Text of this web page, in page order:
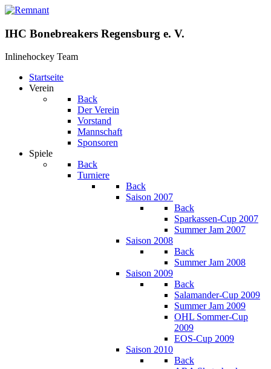
IHC Bonebreakers Regensburg e. V.
Inlinehockey Team
Startseite
Verein
Back
Der Verein
Vorstand
Mannschaft
Sponsoren
Spiele
Back
Turniere
Back
Saison 2007
Back
Sparkassen-Cup 2007
Summer Jam 2007
Saison 2008
Back
Summer Jam 2008
Saison 2009
Back
Salamander-Cup 2009
Summer Jam 2009
OHL Sommer-Cup
2009
EOS-Cup 2009
Saison 2010
Back